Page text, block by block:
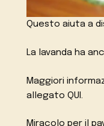
Questo aiuta a
La lavanda ha
Maggiori
allegato QUI.
Miracolo per il